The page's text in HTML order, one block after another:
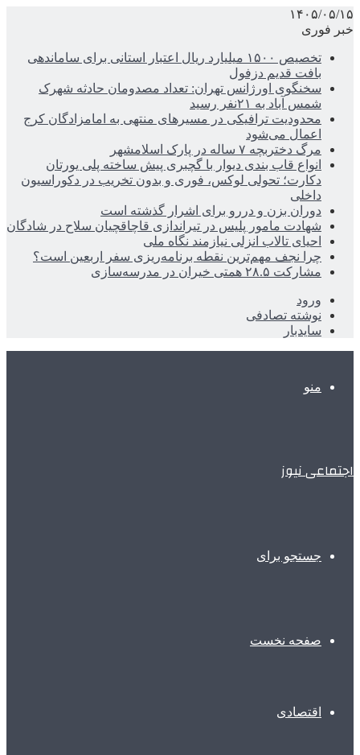
۱۴۰۵/۰۵/۱۵
خبر فوری
تخصیص ۱۵۰۰ میلیارد ریال اعتبار استانی برای ساماندهی
بافت قدیم دزفول
سخنگوی اورژانس تهران: تعداد مصدومان حادثه شهرک
شمس آباد به ۲۱نفر رسید
محدودیت ترافیکی در مسیرهای منتهی به امامزادگان کرج
اعمال می‌شود
مرگ دختربچه ۷ ساله در پارک اسلامشهر
انواع قاب بندی دیوار با گچبری پیش ساخته پلی یورتان
دکارت؛ تحولی لوکس، فوری و بدون تخریب در دکوراسیون
داخلی
دوران بزن و دررو برای اشرار گذشته است
شهادت مامور پلیس در تیراندازی قاچاقچیان سلاح در شادگان
احیای تالاب انزلی نیازمند نگاه ملی
چرا نجف مهم‌ترین نقطه برنامه‌ریزی سفر اربعین است؟
مشارکت ۲۸.۵ همتی خیران در مدرسه‌سازی
ورود
نوشته تصادفی
سایدبار
منو
اجتماعی نیوز
جستجو برای
صفحه نخست
اقتصادی